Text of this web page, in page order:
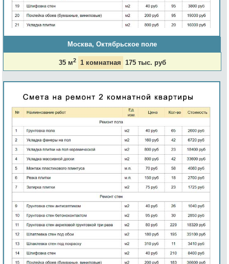
Москва, Октябрьское поле
35 м2 1 комнатная 175 тыс. руб